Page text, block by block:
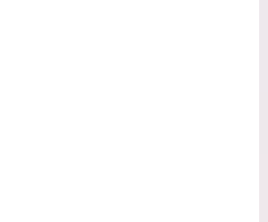
Produkttester werden und Geld